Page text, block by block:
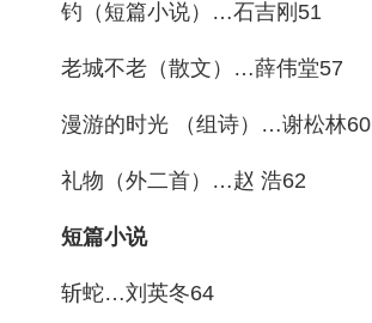
钓（短篇小说）…石吉刚51
老城不老（散文）…薛伟堂57
漫游的时光 （组诗）…谢松林60
礼物（外二首）…赵 浩62
短篇小说
斩蛇…刘英冬64